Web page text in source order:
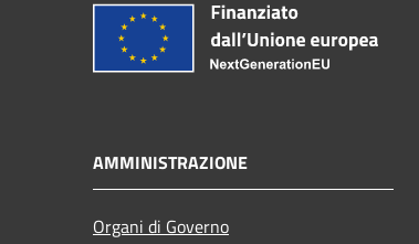
AMMINISTRAZIONE
Organi di Governo